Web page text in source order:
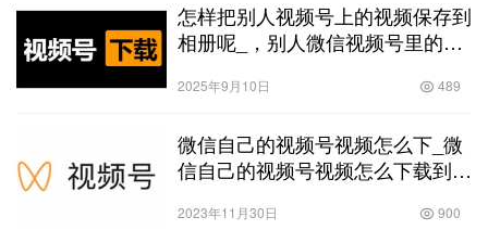
怎样把别人视频号上的视频保存到
相册呢_，别人微信视频号里的视
2025年9月10日 489
微信自己的视频号视频怎么下_微
信自己的视频号视频怎么下载到手
2023年11月30日 900